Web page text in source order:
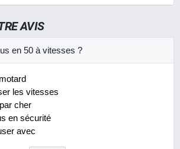
AVIS
en 50 à vitesses ?
les vitesses
cher
en sécurité
avec